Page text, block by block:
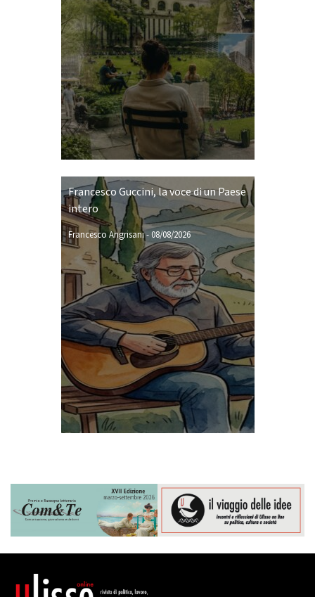
Francesco Guccini, la voce di un Paese
intero
Francesco Angrisani-08/08/2026